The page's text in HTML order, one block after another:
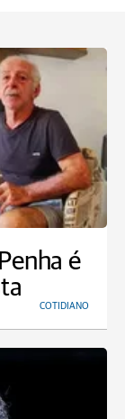
é
COTIDIANO